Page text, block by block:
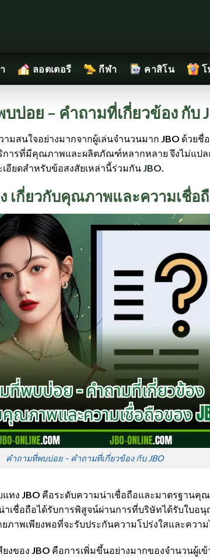
ลอตเตอรี กีฬา คาสิโน โ
บ่อย – คำถามที่เกี่ยวข้อง กับ
มสนใจอย่างมากจากผู้เล่นจำนวนมาก JBO ด้วยชื่
การที่มีคุณภาพและผลิตภัณฑ์หลากหลาย จึงไม่แป
อียดสำหรับข้อสงสัยเหล่านี้ร่วมกัน JBO
เกี่ยวกับคุณภาพและความเชื่อ
คำถามที่พบบ่อย – คำถามที่เกี่ยวข้อง กับ JBO
แทง JBO คือระดับความน่าเชื่อถือและมาตรฐานคุ
าเชื่อถือได้รับการพิสูจน์ผ่านการที่บริษัทได้รับใบอ
าพเพียงพอที่จะรับประกันความโปร่งใสและความ
งของ JBO คือการเพิ่มขึ้นอย่างมากของจำนวนผู้เ